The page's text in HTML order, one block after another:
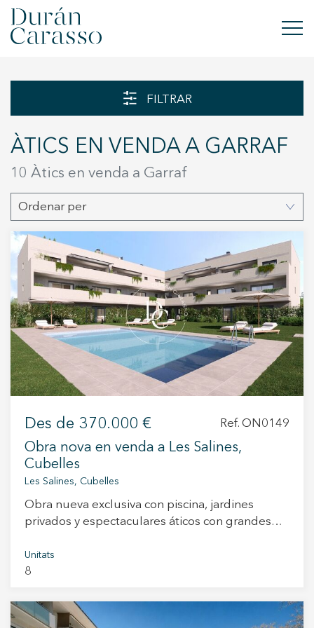
OBRA NOVA
INVERSIONS
GRUP DC
CONTACTE
+34 935 178 067
ES CA EN
FILTRAR
ÀTICS EN VENDA A GARRAF
10 Àtics en venda a Garraf
Ordenar per
Des de 370.000 € Ref. ON0149
Obra nova en venda a Les Salines,
Cubelles
Les Salines, Cubelles
Obra nueva exclusiva con piscina, jardines
privados y espectaculares áticos con grandes
promoción de obra nueva compuesta por 16
viviendas, diseñada para ofrecer confort, diseño
El residencial cuenta con diferentes tipologías
para adaptarse a todas las necesidades: Plantas
Unitats
8